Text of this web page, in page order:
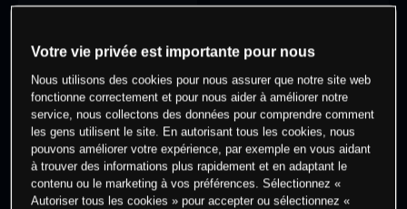
0 % des clients ont une position à
cet actif
Commencez à trader
Votre vie privée est importante pour nous
Nous utilisons des cookies pour nous assurer que notre site web
fonctionne correctement et pour nous aider à améliorer notre
service, nous collectons des données pour comprendre comment
les gens utilisent le site. En autorisant tous les cookies, nous
pouvons améliorer votre expérience, par exemple en vous aidant
à trouver des informations plus rapidement et en adaptant le
contenu ou le marketing à vos préférences. Sélectionnez «
Autoriser tous les cookies » pour accepter ou sélectionnez «